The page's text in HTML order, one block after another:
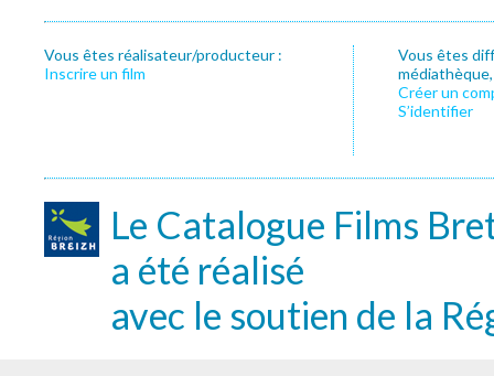
Vous êtes réalisateur/producteur :
Inscrire un film
Vous êtes
Créer un
S’identifier
Le Catalogue Films
a été réalisé
avec le soutien de la